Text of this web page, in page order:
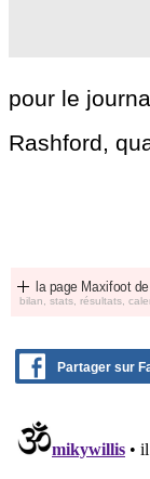
pour le
Rashford,
la page Maxifoot
bilan, stats, résultats,
Partager sur